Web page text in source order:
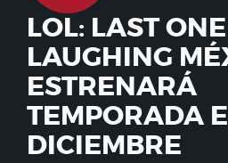
LOL: LAST ONE
LAUGHING
ESTRENARÁ
TEMPORADA
DICIEMBRE